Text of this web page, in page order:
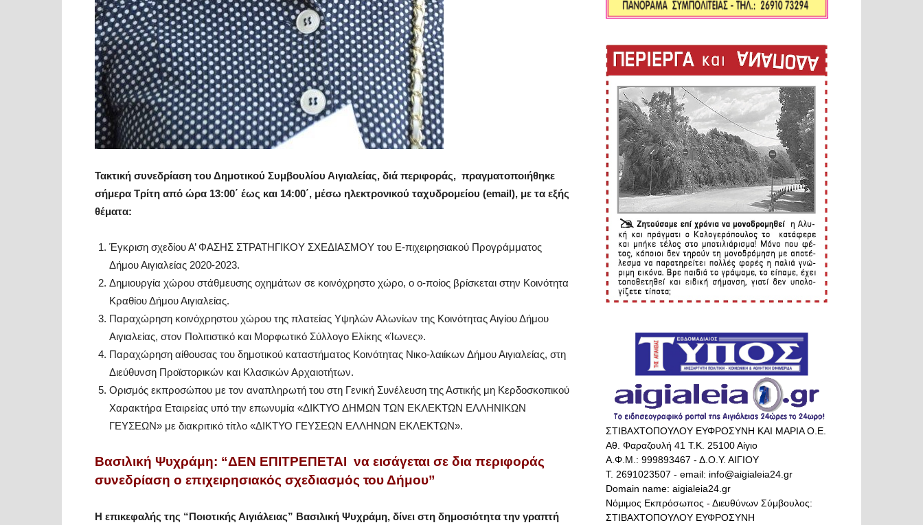
Τακτική συνεδρίαση του Δημοτικού Συμβουλίου Αιγιαλείας, διά περιφοράς, πραγματοποιήθηκε
σήμερα Τρίτη από ώρα 13:00΄ έως και 14:00΄, μέσω ηλεκτρονικού ταχυδρομείου (email), με τα εξής
θέματα:
Έγκριση σχεδίου Α’ ΦΑΣΗΣ ΣΤΡΑΤΗΓΙΚΟΥ ΣΧΕΔΙΑΣΜΟΥ του Ε-πιχειρησιακού Προγράμματος
Δήμου Αιγιαλείας 2020-2023.
Δημιουργία χώρου στάθμευσης οχημάτων σε κοινόχρηστο χώρο, ο ο-ποίος βρίσκεται στην Κοινότητα
Κραθίου Δήμου Αιγιαλείας.
Παραχώρηση κοινόχρηστου χώρου της πλατείας Υψηλών Αλωνίων της Κοινότητας Αιγίου Δήμου
Αιγιαλείας, στον Πολιτιστικό και Μορφωτικό Σύλλογο Ελίκης «Ίωνες».
Παραχώρηση αίθουσας του δημοτικού καταστήματος Κοινότητας Νικο-λαιίκων Δήμου Αιγιαλείας, στη
Διεύθυνση Προϊστορικών και Κλασικών Αρχαιοτήτων.
Ορισμός εκπροσώπου με τον αναπληρωτή του στη Γενική Συνέλευση της Αστικής μη Κερδοσκοπικού
Χαρακτήρα Εταιρείας υπό την επωνυμία «ΔΙΚΤΥΟ ΔΗΜΩΝ ΤΩΝ ΕΚΛΕΚΤΩΝ ΕΛΛΗΝΙΚΩΝ
ΓΕΥΣΕΩΝ» με διακριτικό τίτλο «ΔΙΚΤΥΟ ΓΕΥΣΕΩΝ ΕΛΛΗΝΩΝ ΕΚΛΕΚΤΩΝ».
Βασιλική Ψυχράμη: “ΔΕΝ ΕΠΙΤΡΕΠΕΤΑΙ να εισάγεται σε δια περιφοράς
συνεδρίαση ο επιχειρησιακός σχεδιασμός του Δήμου”
Η επικεφαλής της “Ποιοτικής Αιγιάλειας” Βασιλική Ψυχράμη, δίνει στη δημοσιότητα την γραπτή
ΣΤΙΒΑΧΤΟΠΟΥΛΟΥ ΕΥΦΡΟΣΥΝΗ ΚΑΙ ΜΑΡΙΑ Ο.Ε.
Αθ. Φαραζουλή 41 Τ.Κ. 25100 Αίγιο
Α.Φ.Μ.: 999893467 - Δ.Ο.Υ. ΑΙΓΙΟΥ
Τ. 2691023507 - email: info@aigialeia24.gr
Domain name: aigialeia24.gr
Νόμιμος Εκπρόσωπος - Διευθύνων Σύμβουλος:
ΣΤΙΒΑΧΤΟΠΟΥΛΟΥ ΕΥΦΡΟΣΥΝΗ